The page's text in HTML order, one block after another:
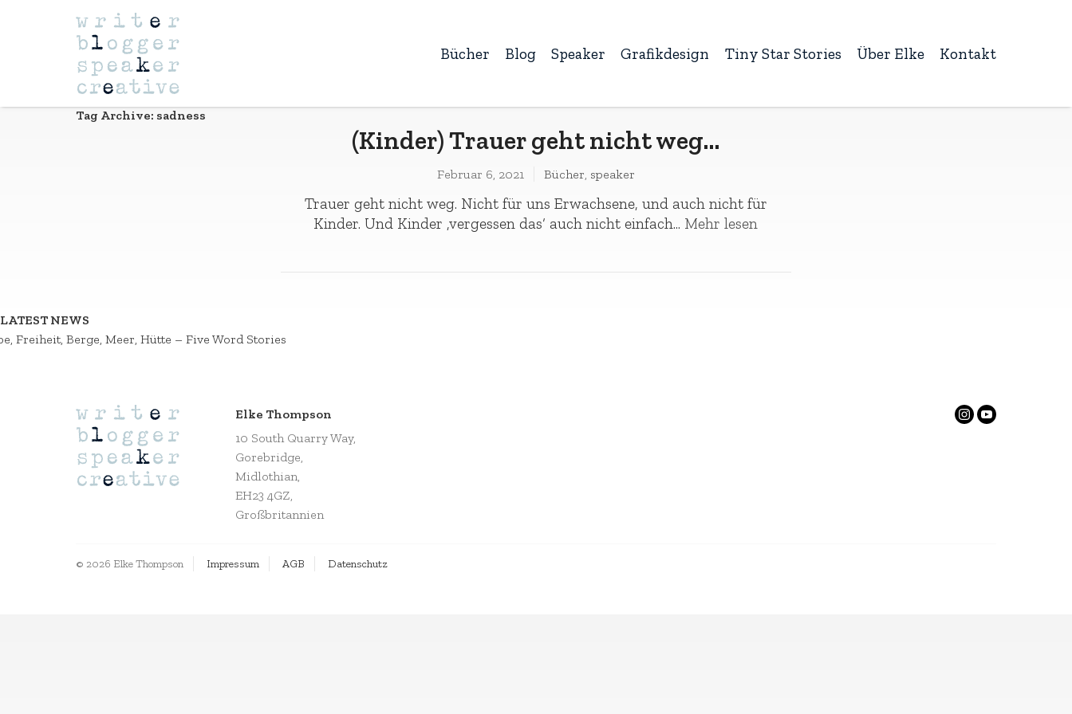
Bücher Blog Speaker Grafikdesign Tiny Star Stories Über Elke Kontakt
Tag Archive: sadness
(Kinder) Trauer geht nicht weg…
Februar 6, 2021 Bücher, speaker
Trauer geht nicht weg. Nicht für uns Erwachsene, und auch nicht für
Kinder. Und Kinder ‚vergessen das‘ auch nicht einfach... Mehr lesen
LATEST NEWS
Freiheit, Berge, Meer, Hütte – Five Word Stories
Elke Thompson
10 South Quarry Way,
Gorebridge,
Midlothian,
EH23 4GZ,
Großbritannien
© 2026 Elke Thompson Impressum AGB Datenschutz